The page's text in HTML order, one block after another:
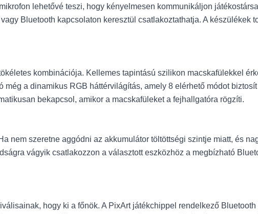
lehetővé teszi, hogy kényelmesen kommunikáljon
Bluetooth kapcsolaton keresztül csatlakoztathatja. A készülékek
kombinációja. Kellemes tapintású szilikon macskafülekkel
még a dinamikus RGB háttérvilágítás, amely 8 elérhető módot
bekapcsol, amikor a macskafüleket a fejhallgatóra rögzíti.
nem szeretne aggódni az akkumulátor töltöttségi szintje miatt, és
vágyik csatlakozzon a választott eszközhöz a megbízható
hogy ki a főnök. A PixArt játékchippel rendelkező